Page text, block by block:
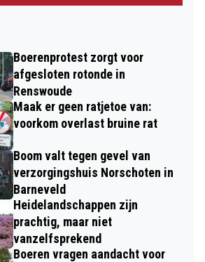
Boerenprotest zorgt voor
afgesloten rotonde in
Renswoude
Maak er geen ratjetoe van:
voorkom overlast bruine rat
Boom valt tegen gevel van
verzorgingshuis Norschoten in
Barneveld
Heidelandschappen zijn
prachtig, maar niet
vanzelfsprekend
Boeren vragen aandacht voor